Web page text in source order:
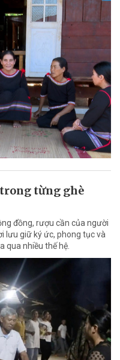
từng ghè
đồng, rượu cần của người
lưu giữ ký ức, phong tục và
qua nhiều thế hệ.